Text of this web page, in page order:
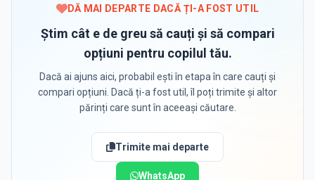
DĂ MAI DEPARTE DACĂ ȚI-A FOST UTIL
Știm cât e de greu să cauți și să compari
opțiuni pentru copilul tău.
Dacă ai ajuns aici, probabil ești în etapa în care cauți și
compari opțiuni. Dacă ți-a fost util, îl poți trimite și altor
părinți care sunt în aceeași căutare.
Trimite mai departe
WhatsApp